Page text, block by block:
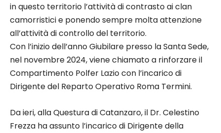
in questo territorio l’attività di contrasto ai clan
camorristici e ponendo sempre molta attenzione
all’attività di controllo del territorio.
Con l’inizio dell’anno Giubilare presso la Santa Sede,
nel novembre 2024, viene chiamato a rinforzare il
Compartimento Polfer Lazio con l’incarico di
Dirigente del Reparto Operativo Roma Termini.
Da ieri, alla Questura di Catanzaro, il Dr. Celestino
Frezza ha assunto l’incarico di Dirigente della